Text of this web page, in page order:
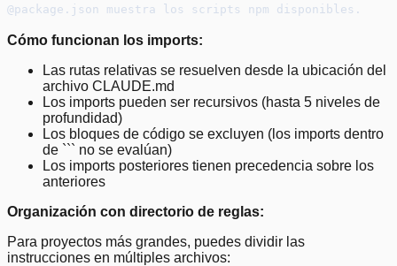
@package.json muestra los scripts npm disponibles.
Cómo funcionan los imports:
Las rutas relativas se resuelven desde la ubicación del
archivo CLAUDE.md
Los imports pueden ser recursivos (hasta 5 niveles de
profundidad)
Los bloques de código se excluyen (los imports dentro
de ``` no se evalúan)
Los imports posteriores tienen precedencia sobre los
anteriores
Organización con directorio de reglas:
Para proyectos más grandes, puedes dividir las
instrucciones en múltiples archivos: